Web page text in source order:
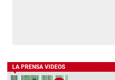
LA PRENSA VIDEOS